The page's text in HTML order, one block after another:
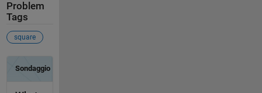
Problem
Tags
square